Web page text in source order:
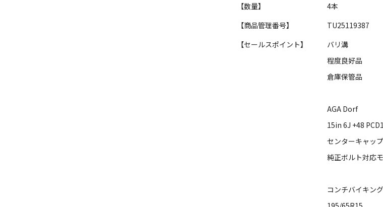
【数量】
4本
【商品管理番号】
TU25119387
【セールスポイント】
バリ溝
程度良好品
倉庫保管品
AGA Dorf
15in 6J +48
センターキャッ
純正ボルト対応
コンチバイキン